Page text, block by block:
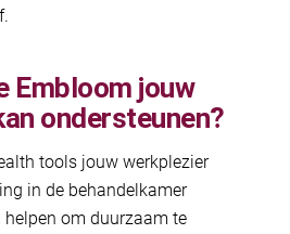
Embloom jouw
ondersteunen?
tools jouw werkplezier
in de behandelkamer
om duurzaam te